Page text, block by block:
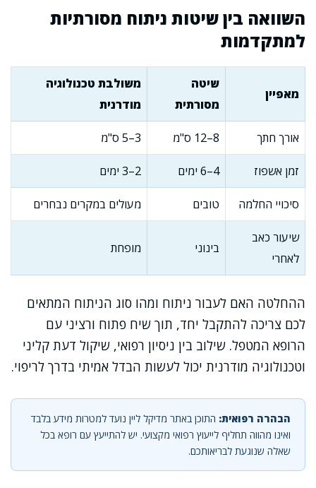
השוואה בין שיטות ניתוח מסורתיות
למתקדמות
מאפיין
שיטה
מסורתית
משולבת טכנולוגיה
מודרנית
אורך חתך 8–12 ס"מ 3–5 ס"מ
זמן אשפוז 4–6 ימים 2–3 ימים
סיכויי החלמה טובים מעולים במקרים נבחרים
שיעור כאב
לאחרי
בינוני מופחת
ההחלטה האם לעבור ניתוח ומהו סוג הניתוח המתאים
לכם צריכה להתקבל יחד, תוך שיח פתוח ורציני עם
הרופא המטפל. שילוב בין ניסיון רפואי, שיקול דעת קליני
וטכנולוגיה מודרנית יכול לעשות הבדל אמיתי בדרך לריפוי.
הבהרה רפואית: התוכן באתר מדיקל ליין נועד למטרות מידע בלבד
ואינו מהווה תחליף לייעוץ רפואי מקצועי. יש להתייעץ עם רופא בכל
שאלה שנוגעת לבריאותכם.